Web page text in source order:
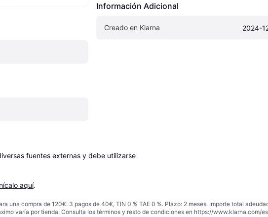
Información Adicional
Creado en Klarna 2024-
fuentes externas y debe utilizarse
aquí.
una compra de 120€: 3 pagos de 40€, TIN 0 % TAE 0 %. Plazo: 2 meses. Importe total
varía por tienda. Consulta los términos y resto de condiciones en https://www.klarna.com/